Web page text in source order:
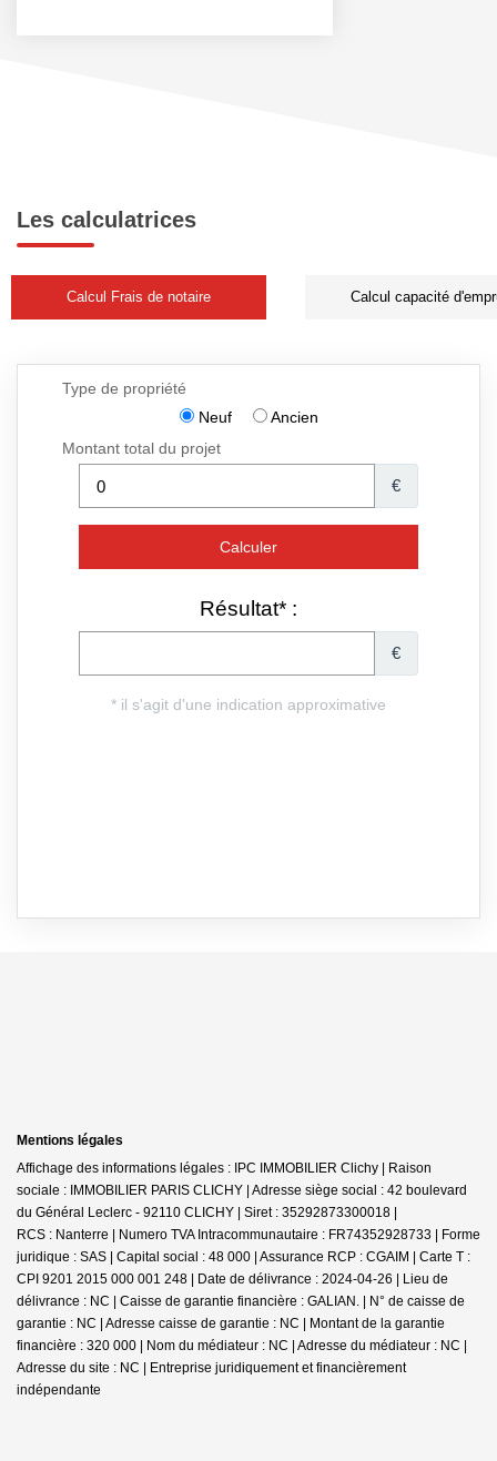
Les calculatrices
Calcul Frais de notaire Calcul capacité
Mentions légales
Affichage des informations légales : IPC IMMOBILIER Clichy | Raison
sociale : IMMOBILIER PARIS CLICHY | Adresse siège social : 42 boulevard
du Général Leclerc - 92110 CLICHY | Siret : 35292873300018 |
RCS : Nanterre | Numero TVA Intracommunautaire : FR74352928733 | Forme
juridique : SAS | Capital social : 48 000 | Assurance RCP : CGAIM | Carte T :
CPI 9201 2015 000 001 248 | Date de délivrance : 2024-04-26 | Lieu de
délivrance : NC | Caisse de garantie financière : GALIAN. | N° de caisse de
garantie : NC | Adresse caisse de garantie : NC | Montant de la garantie
financière : 320 000 | Nom du médiateur : NC | Adresse du médiateur : NC |
Adresse du site : NC | Entreprise juridiquement et financièrement
indépendante